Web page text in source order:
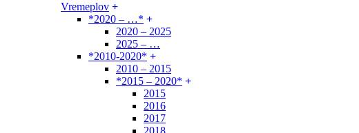
Vremeplov
*2020 – …*
2020 – 2025
2025 – …
*2010-2020*
2010 – 2015
*2015 – 2020*
2015
2016
2017
2018